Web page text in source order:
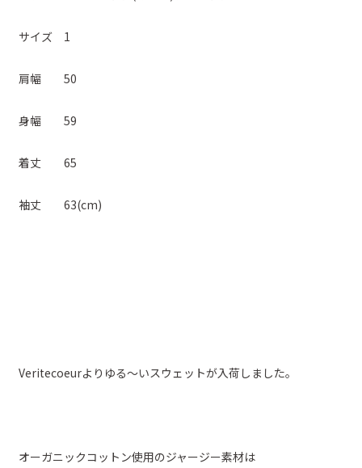
サイズ 1
肩幅 50
身幅 59
着丈 65
袖丈 63(cm)
Veritecoeurよりゆる～いスウェットが入荷しました。
オーガニックコットン使用のジャージー素材は